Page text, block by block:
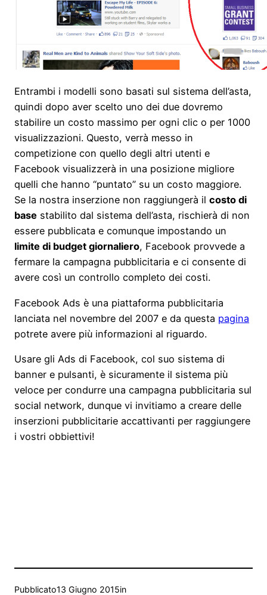
Entrambi i modelli sono basati sul sistema dell’asta,
quindi dopo aver scelto uno dei due dovremo
stabilire un costo massimo per ogni clic o per 1000
visualizzazioni. Questo, verrà messo in
competizione con quello degli altri utenti e
Facebook visualizzerà in una posizione migliore
quelli che hanno “puntato” su un costo maggiore.
Se la nostra inserzione non raggiungerà il costo di
base stabilito dal sistema dell’asta, rischierà di non
essere pubblicata e comunque impostando un
limite di budget giornaliero, Facebook provvede a
fermare la campagna pubblicitaria e ci consente di
avere così un controllo completo dei costi.
Facebook Ads è una piattaforma pubblicitaria
lanciata nel novembre del 2007 e da questa pagina
potrete avere più informazioni al riguardo.
Usare gli Ads di Facebook, col suo sistema di
banner e pulsanti, è sicuramente il sistema più
veloce per condurre una campagna pubblicitaria sul
social network, dunque vi invitiamo a creare delle
inserzioni pubblicitarie accattivanti per raggiungere
i vostri obbiettivi!
Pubblicato13 Giugno 2015in